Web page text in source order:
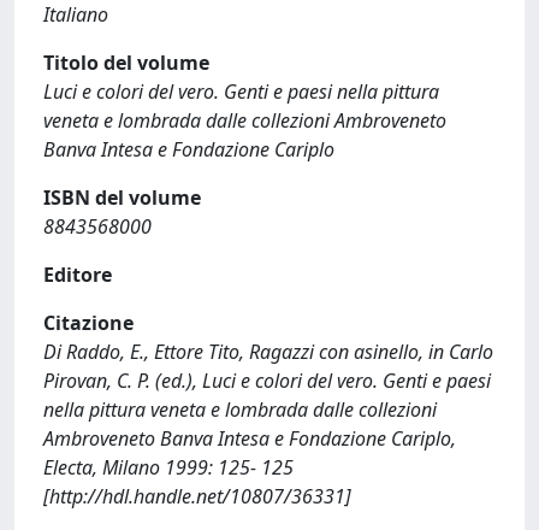
Italiano
Titolo del volume
Luci e colori del vero. Genti e paesi nella pittura
veneta e lombrada dalle collezioni Ambroveneto
Banva Intesa e Fondazione Cariplo
ISBN del volume
8843568000
Editore
Citazione
Di Raddo, E., Ettore Tito, Ragazzi con asinello, in Carlo
Pirovan, C. P. (ed.), Luci e colori del vero. Genti e paesi
nella pittura veneta e lombrada dalle collezioni
Ambroveneto Banva Intesa e Fondazione Cariplo,
Electa, Milano 1999: 125- 125
[http://hdl.handle.net/10807/36331]